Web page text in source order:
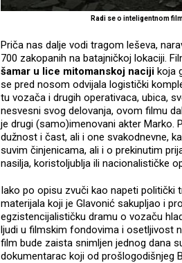
Radi se o inteligentnom
Priča nas dalje vodi tragom leševa,
700 zakopanih na batajničkoj lokaciji.
šamar u lice mitomanskoj naciji koja
se pred nosom odvijala logistički
tu vozača i drugih operativaca, ubica,
nesvesni svog delovanja, ovom filmu
je drugi (samo)imenovani akter Marko.
dužnost i čast, ali i one svakodnevne,
suvim činjenicama, ali i o prekinutim
nasilja, koristoljublja ili nacionalističke
Iako po opisu zvuči kao napeti politički
materijala koji je Glavonić sakupljao i
egzistencijalističku dramu o vozaču
ljudi u filmskim fondovima i osetljivost
film bude zaista snimljen jednog dana
dokumentarac koji od prošlogodišnjeg